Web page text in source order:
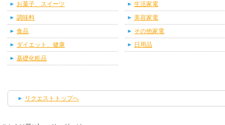
お菓子、スイーツ
調味料
食品
ダイエット、健康
基礎化粧品
生活家電
美容家電
その他家電
日用品
リクエストトップへ